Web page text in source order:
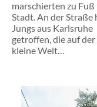
marschierten zu Fuß
Stadt. An der
Jungs aus Karlsruhe
getroffen, die auf der
kleine Welt…